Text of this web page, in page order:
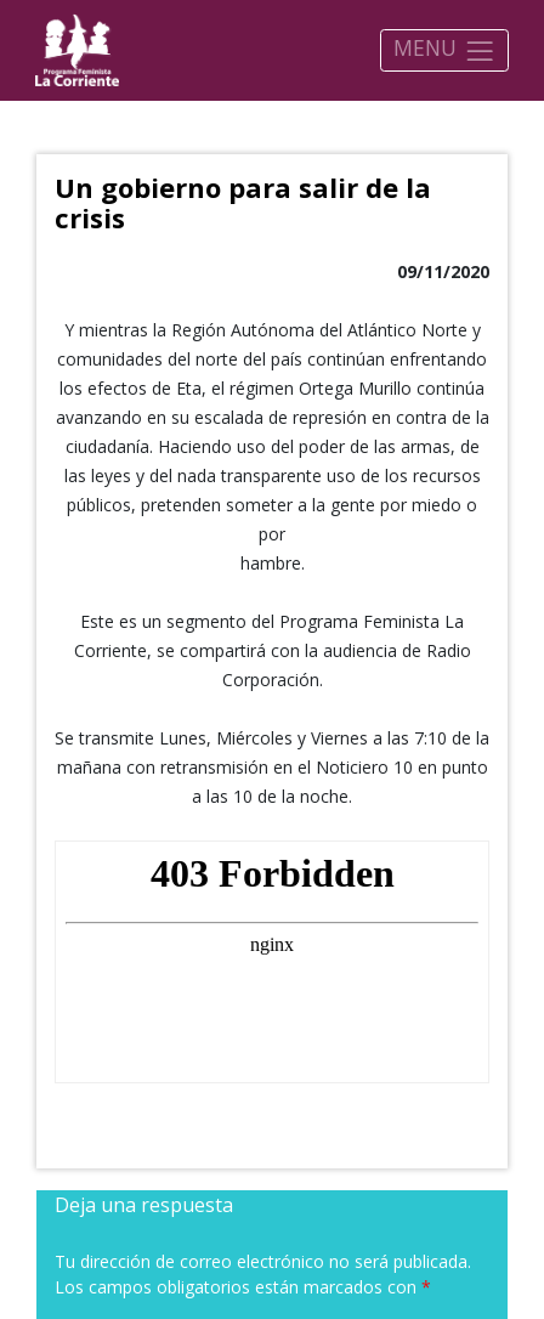
MENU
Un gobierno para salir de la
crisis
09/11/2020
Y mientras la Región Autónoma del Atlántico Norte y
comunidades del norte del país continúan enfrentando
los efectos de Eta, el régimen Ortega Murillo continúa
avanzando en su escalada de represión en contra de la
ciudadanía. Haciendo uso del poder de las armas, de
las leyes y del nada transparente uso de los recursos
públicos, pretenden someter a la gente por miedo o
por
hambre.
Este es un segmento del Programa Feminista La
Corriente, se compartirá con la audiencia de Radio
Corporación.
Se transmite Lunes, Miércoles y Viernes a las 7:10 de la
mañana con retransmisión en el Noticiero 10 en punto
a las 10 de la noche.
Deja una respuesta
Tu dirección de correo electrónico no será publicada.
Los campos obligatorios están marcados con *